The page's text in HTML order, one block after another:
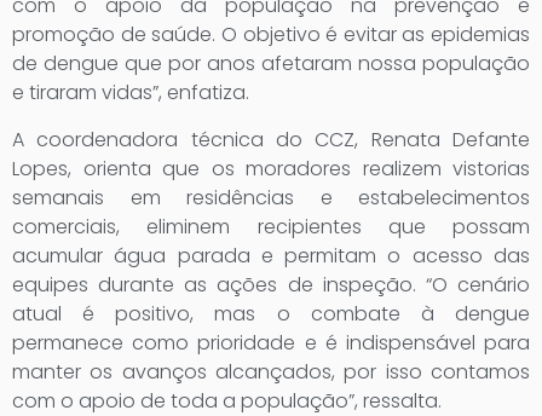
com o apoio da população na prevenção e
promoção de saúde. O objetivo é evitar as epidemias
de dengue que por anos afetaram nossa população
e tiraram vidas”, enfatiza.
A coordenadora técnica do CCZ, Renata Defante
Lopes, orienta que os moradores realizem vistorias
semanais em residências e estabelecimentos
comerciais, eliminem recipientes que possam
acumular água parada e permitam o acesso das
equipes durante as ações de inspeção. “O cenário
atual é positivo, mas o combate à dengue
permanece como prioridade e é indispensável para
manter os avanços alcançados, por isso contamos
com o apoio de toda a população”, ressalta.